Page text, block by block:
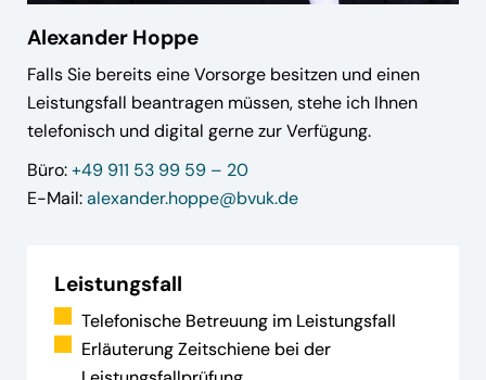
Alexander Hoppe
Falls Sie bereits eine Vorsorge besitzen und einen
Leistungsfall beantragen müssen, stehe ich Ihnen
telefonisch und digital gerne zur Verfügung.
Büro:+49 911 53 99 59 – 20
E-Mail:alexander.hoppe@bvuk.de
Leistungsfall
Telefonische Betreuung im Leistungsfall
Erläuterung Zeitschiene bei der